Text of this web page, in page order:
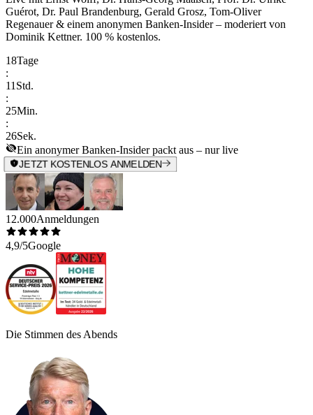
Guérot, Dr. Paul Brandenburg, Gerald Grosz, Tom-Oliver
Regenauer & einem anonymen Banken-Insider– moderiert von
Dominik Kettner. 100 % kostenlos.
18Tage
:
11Std.
:
25Min.
:
26Sek.
Ein anonymer Banken-Insider packt aus – nur live
JETZT KOSTENLOS ANMELDEN
12.000Anmeldungen
4,9/5Google
Die Stimmen des Abends